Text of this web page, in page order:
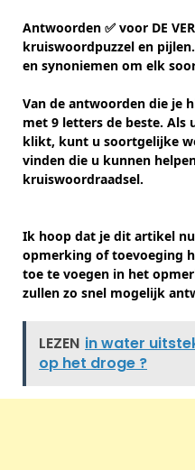
Antwoorden ✅ voor DE
kruiswoordpuzzel en
en synoniemen om elk
Van de antwoorden die je
met 9 letters de beste. Als
klikt, kunt u soortgelijke
vinden die u kunnen
kruiswoordraadsel.
Ik hoop dat je dit artikel
opmerking of toevoeging
toe te voegen in het
zullen zo snel mogelijk
LEZEN in water
op het droge ?